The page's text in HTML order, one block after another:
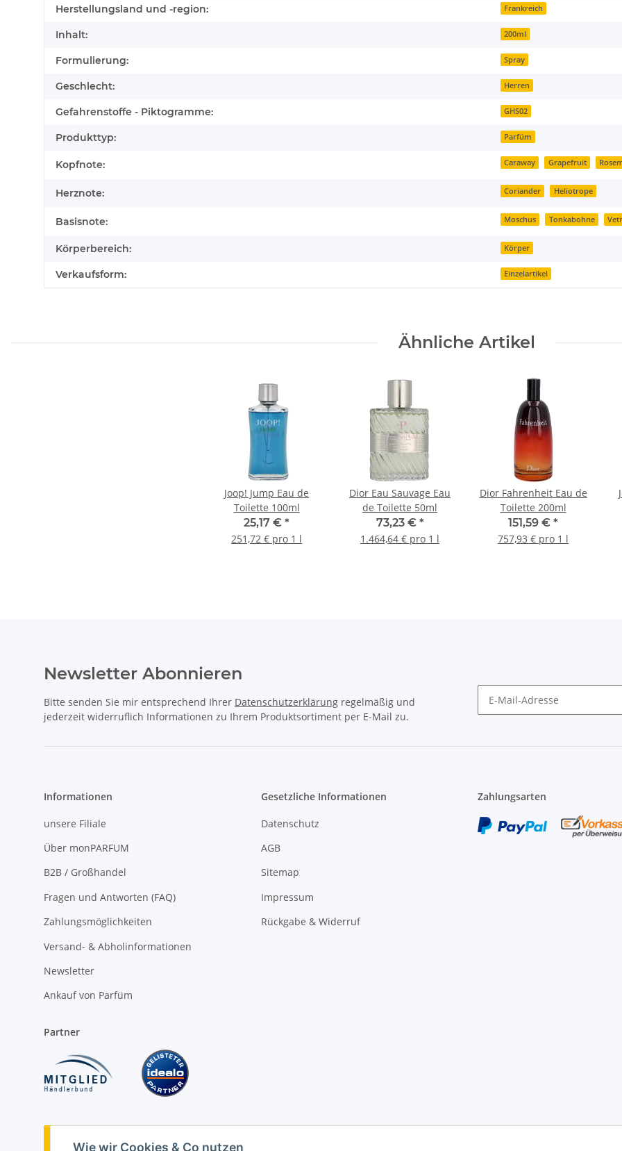
Wie wir Cookies & Co nutzen
Herstellungsland und -region: Frankreich
Inhalt: 200ml
Formulierung: Spray
Geschlecht: Herren
Gefahrenstoffe - Piktogramme: GHS02
Produkttyp: Parfüm
Kopfnote: Caraway Grapefruit
Herznote: Coriander Heliotrope
Basisnote: Moschus Tonkabohne
Körperbereich: Körper
Verkaufsform: Einzelartikel
Ähnliche Artikel
Joop! Jump Eau de
Toilette 100ml
25,17 € *
251,72 € pro 1 l
Dior Eau Sauvage Eau
de Toilette 50ml
73,23 € *
1.464,64 € pro 1 l
Dior Fahrenheit Eau de
Toilette 200ml
151,59 € *
757,93 € pro 1 l
Newsletter Abonnieren
Bitte senden Sie mir entsprechend Ihrer Datenschutzerklärung regelmäßig und
jederzeit widerruflich Informationen zu Ihrem Produktsortiment per E-Mail zu.
Informationen
unsere Filiale
Über monPARFUM
B2B / Großhandel
Fragen und Antworten (FAQ)
Zahlungsmöglichkeiten
Versand- & Abholinformationen
Newsletter
Ankauf von Parfüm
Gesetzliche Informationen
Datenschutz
AGB
Sitemap
Impressum
Rückgabe & Widerruf
Zahlungsarten
Partner
Vertrag widerrufen